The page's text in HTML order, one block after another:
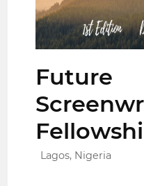
Future
Lagos, Nigeria